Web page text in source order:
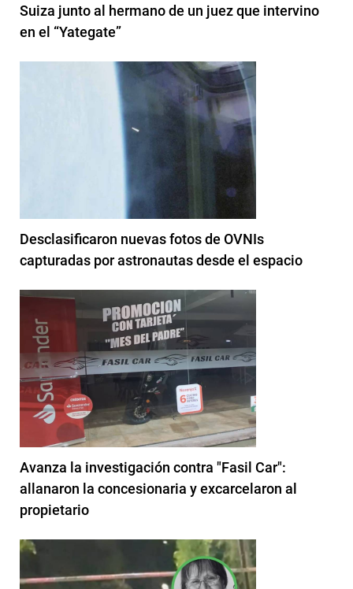
Suiza junto al hermano de un juez que intervino
en el “Yategate”
Desclasificaron nuevas fotos de OVNIs
capturadas por astronautas desde el espacio
Avanza la investigación contra "Fasil Car":
allanaron la concesionaria y excarcelaron al
propietario